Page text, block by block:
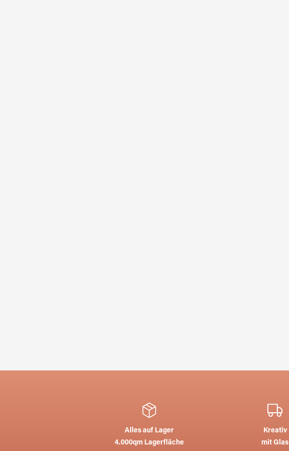
Alles auf Lager
4.000qm Lagerfläche
Kreativ
mit Glas